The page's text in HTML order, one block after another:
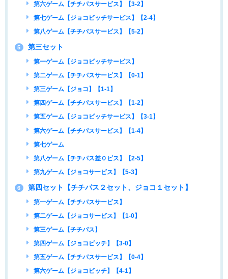
第六ゲーム【チチパスサービス】【3-2】
第七ゲーム【ジョコビッチサービス】【2-4】
第八ゲーム【チチパスサービス】【5-2】
5 第三セット
第一ゲーム【ジョコビッチサービス】
第二ゲーム【チチパスサービス】【0-1】
第三ゲーム【ジョコ】【1-1】
第四ゲーム【チチパスサービス】【1-2】
第五ゲーム【ジョコビッチサービス】【3-1】
第六ゲーム【チチパスサービス】【1-4】
第七ゲーム
第八ゲーム【チチパス差０ビス】【2-5】
第九ゲーム【ジョコサービス】【5-3】
6 第四セット【チチパス２セット、ジョコ１セット】
第一ゲーム【チチパスサービス】
第二ゲーム【ジョコサービス】【1-0】
第三ゲーム【チチパス】
第四ゲーム【ジョコビッチ】【3-0】
第五ゲーム【チチパスサービス】【0-4】
第六ゲーム【ジョコビッチ】【4-1】